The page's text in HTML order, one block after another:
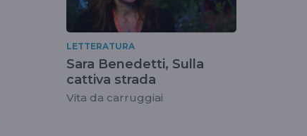
LETTERATURA
Sara Benedetti, Sulla
cattiva strada
Vita da carruggiai